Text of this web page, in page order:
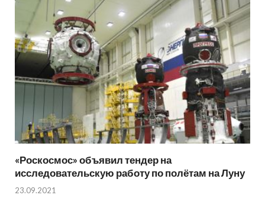
«Роскосмос» объявил тендер на
исследовательскую работу по полётам на Луну
23.09.2021